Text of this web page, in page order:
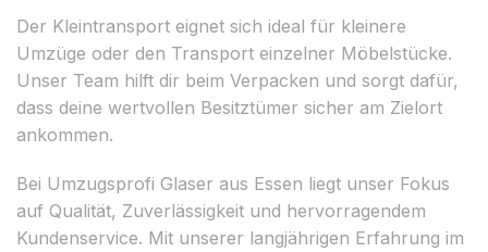
Der Kleintransport eignet sich ideal für kleinere
Umzüge oder den Transport einzelner Möbelstücke.
Unser Team hilft dir beim Verpacken und sorgt dafür,
dass deine wertvollen Besitztümer sicher am Zielort
ankommen.
Bei Umzugsprofi Glaser aus Essen liegt unser Fokus
auf Qualität, Zuverlässigkeit und hervorragendem
Kundenservice. Mit unserer langjährigen Erfahrung im